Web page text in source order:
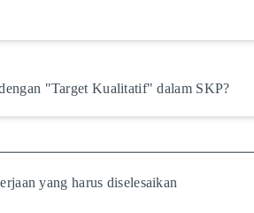
"Target Kualitatif" dalam SKP?
yang harus diselesaikan